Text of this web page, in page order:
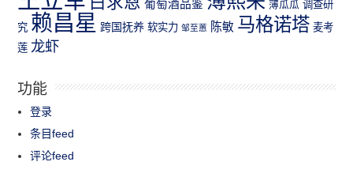
葡萄酒品鉴 薄瓜瓜 调查研
究 赖昌星 跨国抚养 软实力 邹至蕙 陈敏 马格诺塔 麦考
莲 龙虾
功能
登录
条目feed
评论feed